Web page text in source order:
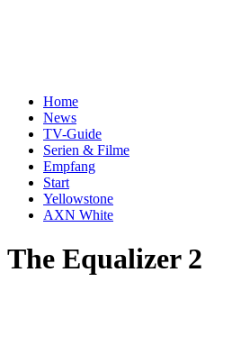
Home
News
TV-Guide
Serien & Filme
Empfang
Start
Yellowstone
AXN White
The Equalizer 2